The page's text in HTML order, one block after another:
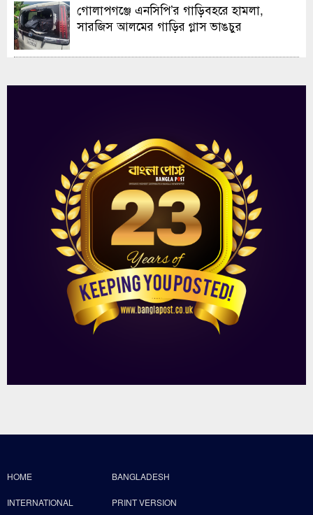
গোলাপগঞ্জে এনসিপি’র গাড়িবহরে হামলা,
সারজিস আলমের গাড়ির গ্লাস ভাঙচুর
HOME BANGLADESH
INTERNATIONAL PRINT VERSION